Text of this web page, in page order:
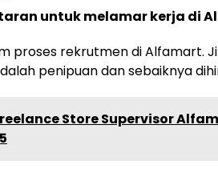
untuk melamar kerja di
proses rekrutmen di Alfamart.
penipuan dan sebaiknya
Store Supervisor